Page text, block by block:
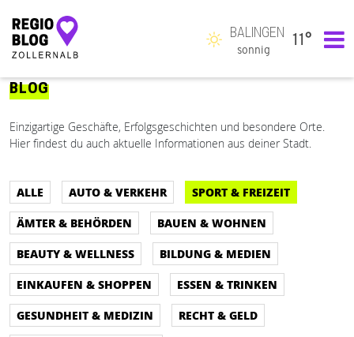
Hauptnavigation
BALINGEN
sonnig
11°
BLOG
Einzigartige Geschäfte, Erfolgsgeschichten und besondere Orte.
Hier findest du auch aktuelle Informationen aus deiner Stadt.
ALLE AUTO & VERKEHR
SPORT & FREIZEIT
ÄMTER & BEHÖRDEN
BAUEN & WOHNEN
BEAUTY & WELLNESS
BILDUNG & MEDIEN
EINKAUFEN & SHOPPEN
ESSEN & TRINKEN
GESUNDHEIT & MEDIZIN
RECHT & GELD